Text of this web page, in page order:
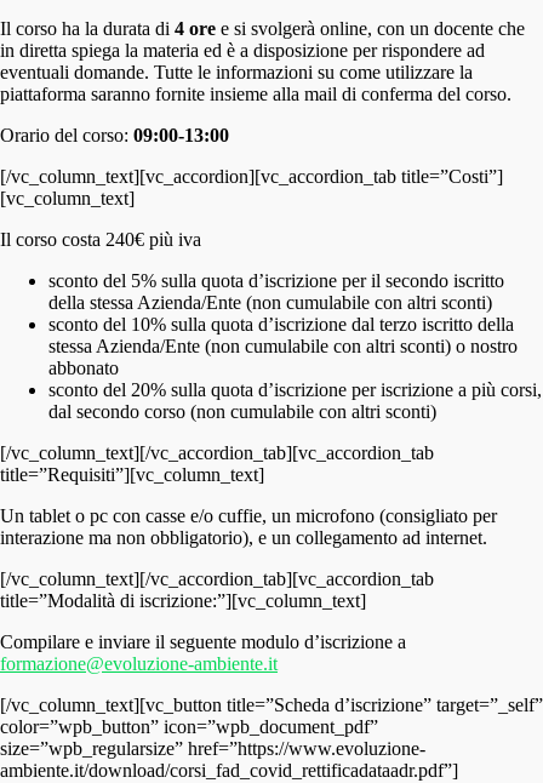
Il corso ha la durata di 4 ore e si svolgerà online, con un docente che
in diretta spiega la materia ed è a disposizione per rispondere ad
eventuali domande. Tutte le informazioni su come utilizzare la
piattaforma saranno fornite insieme alla mail di conferma del corso.
Orario del corso: 09:00-13:00
[/vc_column_text][vc_accordion][vc_accordion_tab title=”Costi”]
[vc_column_text]
Il corso costa 240€ più iva
sconto del 5% sulla quota d’iscrizione per il secondo iscritto
della stessa Azienda/Ente (non cumulabile con altri sconti)
sconto del 10% sulla quota d’iscrizione dal terzo iscritto della
stessa Azienda/Ente (non cumulabile con altri sconti) o nostro
abbonato
sconto del 20% sulla quota d’iscrizione per iscrizione a più corsi,
dal secondo corso (non cumulabile con altri sconti)
[/vc_column_text][/vc_accordion_tab][vc_accordion_tab
title=”Requisiti”][vc_column_text]
Un tablet o pc con casse e/o cuffie, un microfono (consigliato per
interazione ma non obbligatorio), e un collegamento ad internet.
[/vc_column_text][/vc_accordion_tab][vc_accordion_tab
title=”Modalità di iscrizione:”][vc_column_text]
Compilare e inviare il seguente modulo d’iscrizione a
formazione@evoluzione-ambiente.it
[/vc_column_text][vc_button title=”Scheda d’iscrizione” target=”_self”
color=”wpb_button” icon=”wpb_document_pdf”
size=”wpb_regularsize” href=”https://www.evoluzione-
ambiente.it/download/corsi_fad_covid_rettificadataadr.pdf”]